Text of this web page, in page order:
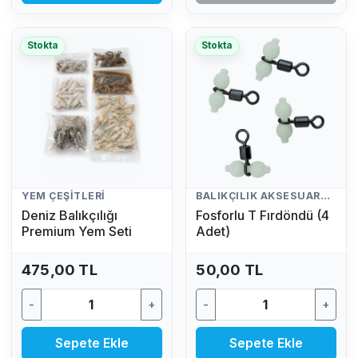
Stokta
YEM ÇEŞITLERI
Deniz Balıkçılığı
Premium Yem Seti
475,00 TL
- +
Sepete Ekle
Stokta
BALIKÇILIK AKSESUARLARI
Fosforlu T Fırdöndü (4
Adet)
50,00 TL
- +
Sepete Ekle